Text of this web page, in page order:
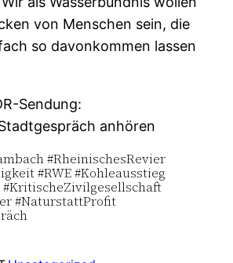
von Menschen sein, die
so davonkommen lassen
Sendung:
anhören
#RheinischesRevier
#RWE #Kohleausstieg
#KritischeZivilgesellschaft
#NaturstattProfit